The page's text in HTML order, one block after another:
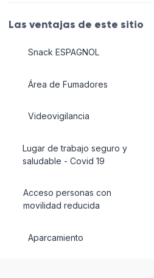
Las ventajas de este sitio
Snack ESPAGNOL
Área de Fumadores
Videovigilancia
Lugar de trabajo seguro y
saludable - Covid 19
Acceso personas con
movilidad reducida
Aparcamiento